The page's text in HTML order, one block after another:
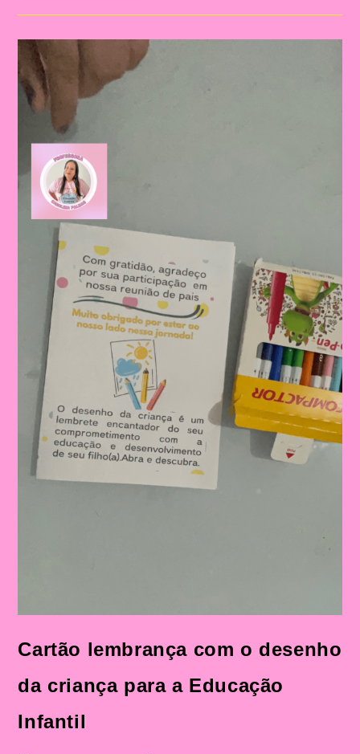
Educação
Cartão lembrança com o desenho
da criança para a Educação
Infantil